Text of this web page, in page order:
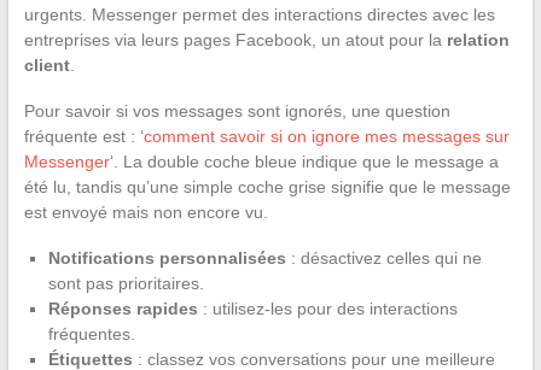
urgents. Messenger permet des interactions directes avec les
entreprises via leurs pages Facebook, un atout pour la relation
client.
Pour savoir si vos messages sont ignorés, une question
fréquente est : ‘comment savoir si on ignore mes messages sur
Messenger‘. La double coche bleue indique que le message a
été lu, tandis qu’une simple coche grise signifie que le message
est envoyé mais non encore vu.
Notifications personnalisées : désactivez celles qui ne
sont pas prioritaires.
Réponses rapides : utilisez-les pour des interactions
fréquentes.
Étiquettes : classez vos conversations pour une meilleure